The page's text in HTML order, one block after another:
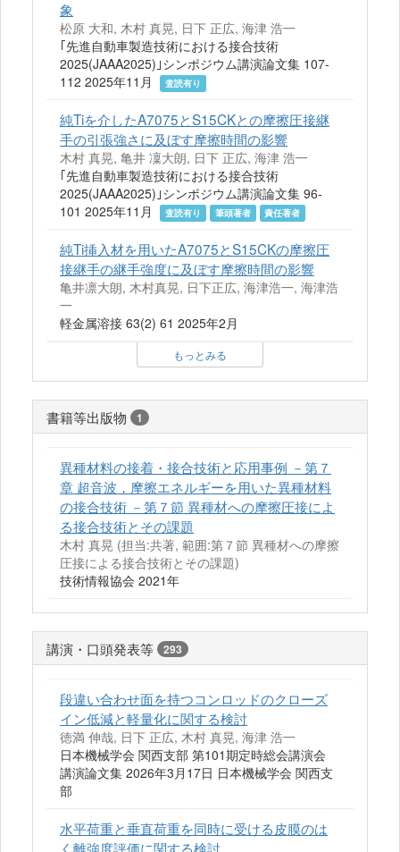
象
松原 大和, 木村 真晃, 日下 正広, 海津 浩一
｢先進自動車製造技術における接合技術
2025(JAAA2025)｣シンポジウム講演論文集 107-
112 2025年11月
査読有り
純Tiを介したA7075とS15CKとの摩擦圧接継
手の引張強さに及ぼす摩擦時間の影響
木村 真晃, 亀井 凜大朗, 日下 正広, 海津 浩一
｢先進自動車製造技術における接合技術
2025(JAAA2025)｣シンポジウム講演論文集 96-
101 2025年11月
査読有り 筆頭著者 責任著者
純Ti挿入材を用いたA7075とS15CKの摩擦圧
接継手の継手強度に及ぼす摩擦時間の影響
亀井凛大朗, 木村真晃, 日下正広, 海津浩一, 海津浩
一
軽金属溶接 63(2) 61 2025年2月
もっとみる
書籍等出版物 1
異種材料の接着・接合技術と応用事例 －第７
章 超音波，摩擦エネルギーを用いた異種材料
の接合技術 －第７節 異種材への摩擦圧接によ
る接合技術とその課題
木村 真晃 (担当:共著, 範囲:第７節 異種材への摩擦
圧接による接合技術とその課題)
技術情報協会 2021年
講演・口頭発表等 293
段違い合わせ面を持つコンロッドのクローズ
イン低減と軽量化に関する検討
徳満 伸哉, 日下 正広, 木村 真晃, 海津 浩一
日本機械学会 関西支部 第101期定時総会講演会
講演論文集 2026年3月17日 日本機械学会 関西支
部
水平荷重と垂直荷重を同時に受ける皮膜のは
く離強度評価に関する検討